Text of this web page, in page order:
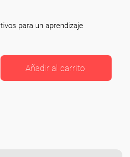
para un aprendizaje
Añadir al carrito